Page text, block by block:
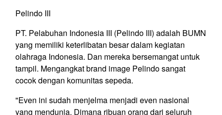
Pelindo III
PT. Pelabuhan Indonesia III (Pelindo III) adalah BUMN
yang memiliki keterlibatan besar dalam kegiatan
olahraga Indonesia. Dan mereka bersemangat untuk
tampil. Mengangkat brand image Pelindo sangat
cocok dengan komunitas sepeda.
"Even ini sudah menjelma menjadi even nasional
yang mendunia. Dimana ribuan orang dari seluruh